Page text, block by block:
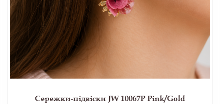
Сережки-підвіски JW 10067P Pink/Gold